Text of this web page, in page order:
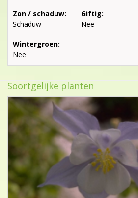
Zon / schaduw:
Schaduw
Wintergroen:
Nee
Giftig:
Nee
Soortgelijke planten